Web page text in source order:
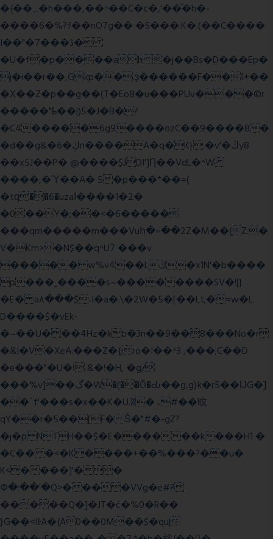
�{��_�h���,��^��C�c�,'��ͦ�h�-
����6�%?f��nO7 g�� �S���:K�.(��C����
I��"�7 ���ڎ�
�U�f�p����ah �j��Bs�D���Ep�
j�i��r��,Gkp��.ҙ������F��1+��
�X��Z�p��g��(T�Eo8�u���PUv���©r
�����"ҍ��|)5�J�B�?
�C4�����6g9����ozC��9����8�
�d��g&�6�ڮn����A�q�K}.�v'�ڭy8
��x5J��P� @����$JDI']Ƞ��VdL�^W
����,�Ύ��A� 5�p���*��=(
�tԛ��6�uzaІ����1�2�
�0��Y�;��<�6�����
���qm�����m���Vuհ�=��2Z�M��ɭ Z.�
V�Km> �N$��q^U7 ���v
����� w%v4��Lڭ�x1N'�b����
p���˿����s~��������SV�![|
�E� a٨���$˖I�a�.\�2W�5�[��Lt;�=w�L
D����$�vEk-
�~��U���4Hz�kb�3n��9��8���No�r
�&I�V�XeA:���Z�{;ro�I��^3 ,���;C��D
�e���"�U�ǀ &�!�H, �g/
���%v]��گ�W�(�̟�Õ�Ԃ��g,g}k�r5��ĲG�]
��`f'���s�x��K�U.ʬ�ۃ#��旼
qY��r�5��[F� Ŝ�"#�-gZ?
�j�p NTH��$�E������k���H1 �
�C�� �<�K����+��%���?��u�
K<����]'��
Փ�:��'�Q>����VVg�e#?
�����Q�]�JT�݁c�%0�R��
}G��˂IŀA�{A0��0M��$�qu|